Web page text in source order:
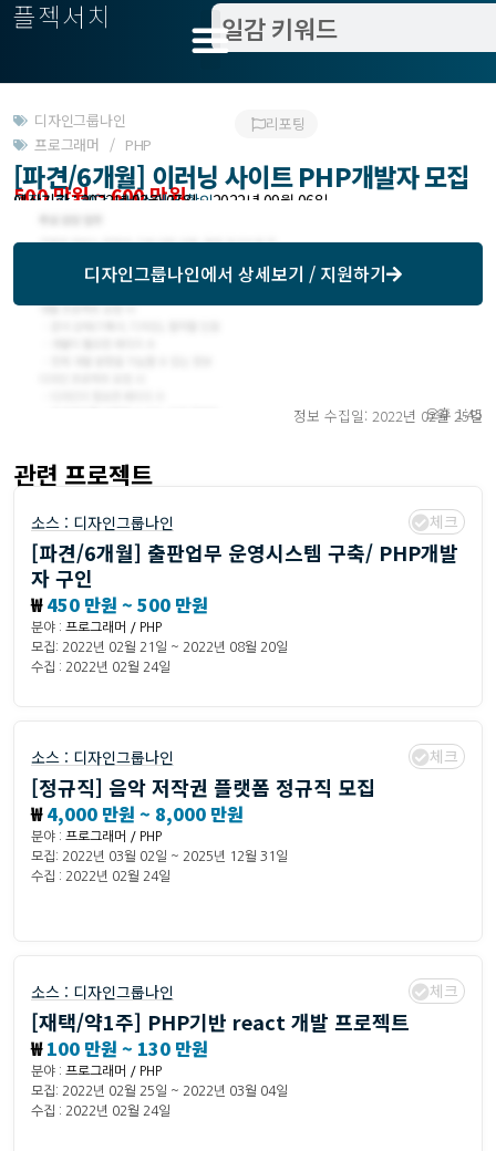
플젝서치
디자인그룹나인
프로그래머 / PHP
리포팅
[파견/6개월] 이러닝 사이트 PHP개발자 모집
500 만원 ~ 600 만원
모집기한 : 해당 서비스에서 확인
예상기간 : 2022년 03월 07일 ~ 2022년 09월 06일
디자인그룹나인에서 상세보기 / 지원하기
정보 수집일: 2022년 02월 25일
오후 1:45
관련 프로젝트
소스 : 디자인그룹나인 체크
[파견/6개월] 출판업무 운영시스템 구축/ PHP개발
자 구인
₩450 만원 ~ 500 만원
분야 : 프로그래머 / PHP
모집: 2022년 02월 21일 ~ 2022년 08월 20일
수집 : 2022년 02월 24일
소스 : 디자인그룹나인 체크
[정규직] 음악 저작권 플랫폼 정규직 모집
₩4,000 만원 ~ 8,000 만원
분야 : 프로그래머 / PHP
모집: 2022년 03월 02일 ~ 2025년 12월 31일
수집 : 2022년 02월 24일
소스 : 디자인그룹나인 체크
[재택/약1주] PHP기반 react 개발 프로젝트
₩100 만원 ~ 130 만원
분야 : 프로그래머 / PHP
모집: 2022년 02월 25일 ~ 2022년 03월 04일
수집 : 2022년 02월 24일